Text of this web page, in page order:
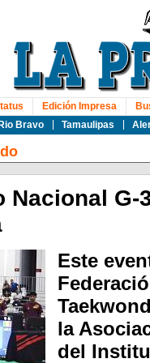
Rio Bravo Tamaulipas
Edición Impresa
Nacional G-
Este
la
del